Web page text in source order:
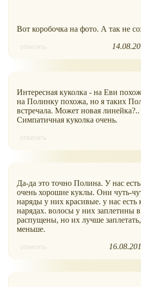
Вот коробочка на фото. А так не
ответить
Интересная куколка - на Еви
на Полинку похожа, но я таких
встречала. Может новая линейка?..
Симпатичная куколка очень.
ответить
Да-да это точно Полина. У нас
очень хорошие куклы. Они чуть-
наряды у них красивые. у нас
нарядах. волосы у них заплетины
распущены, но их лучше
меньше.
ответить